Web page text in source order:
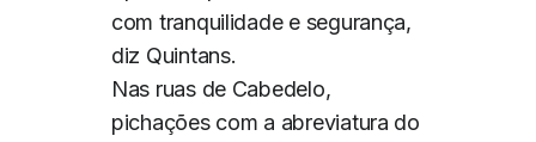
com tranquilidade e segurança,
diz Quintans.
Nas ruas de Cabedelo,
pichações com a abreviatura do